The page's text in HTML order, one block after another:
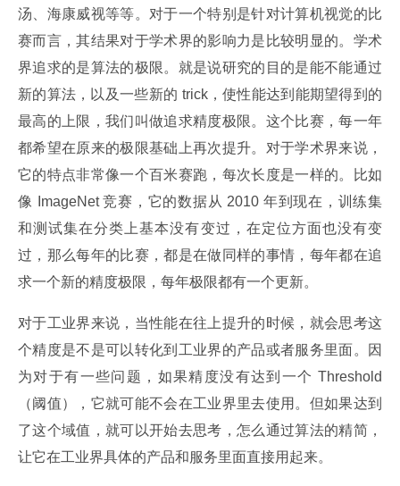
汤、海康威视等等。对于一个特别是针对计算机视觉的比
赛而言，其结果对于学术界的影响力是比较明显的。学术
界追求的是算法的极限。就是说研究的目的是能不能通过
新的算法，以及一些新的 trick，使性能达到能期望得到的
最高的上限，我们叫做追求精度极限。这个比赛，每一年
都希望在原来的极限基础上再次提升。对于学术界来说，
它的特点非常像一个百米赛跑，每次长度是一样的。比如
像 ImageNet 竞赛，它的数据从 2010 年到现在，训练集
和测试集在分类上基本没有变过，在定位方面也没有变
过，那么每年的比赛，都是在做同样的事情，每年都在追
求一个新的精度极限，每年极限都有一个更新。
对于工业界来说，当性能在往上提升的时候，就会思考这
个精度是不是可以转化到工业界的产品或者服务里面。因
为对于有一些问题，如果精度没有达到一个 Threshold
（阈值），它就可能不会在工业界里去使用。但如果达到
了这个域值，就可以开始去思考，怎么通过算法的精简，
让它在工业界具体的产品和服务里面直接用起来。